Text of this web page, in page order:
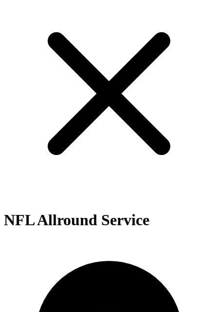
NFL Allround Service